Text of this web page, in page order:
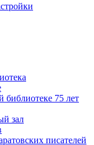
библиотеке 75 лет
зал
писателей